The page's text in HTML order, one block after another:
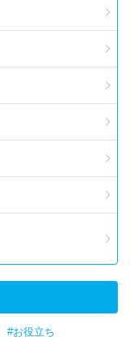
#お役立ち